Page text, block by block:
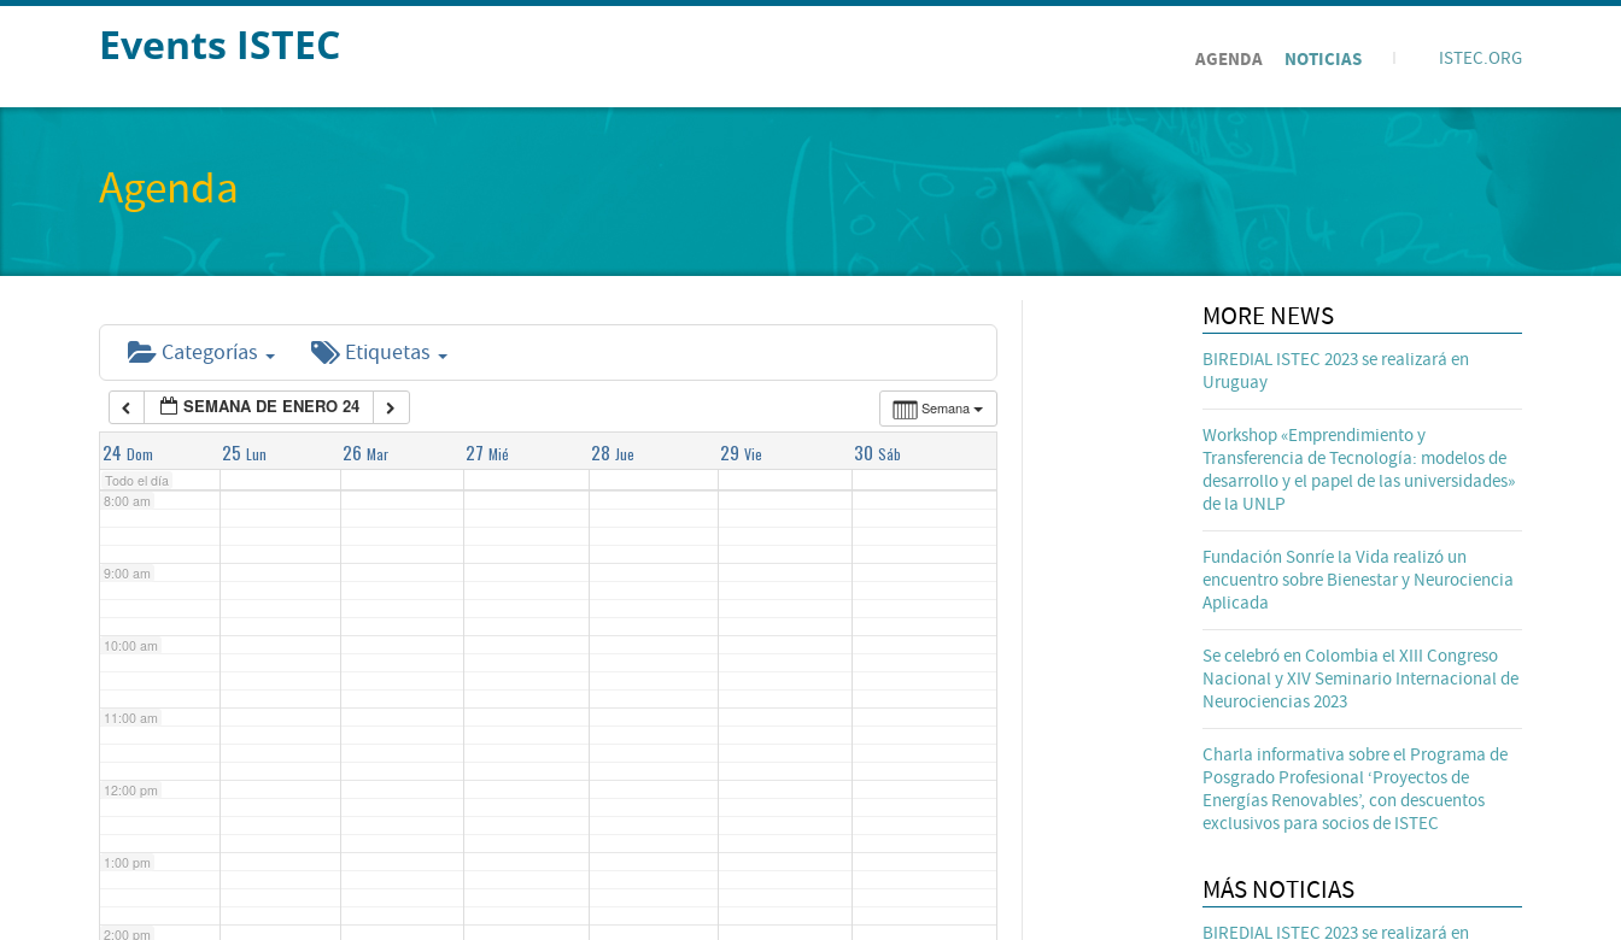
Events ISTEC AGENDA NOTICIAS ISTEC.ORG
Agenda
Categorías Etiquetas
Semana
SEMANA DE ENERO 24
24 Dom 25 Lun 26 Mar 27 Mié 28 Jue 29 Vie 30 Sáb
Todo el día
4:00 am
6:00 am
7:00 am
8:00 am
9:00 am
10:00 am
11:00 am
12:00 pm
1:00 pm
2:00 pm
MORE NEWS
BIREDIAL ISTEC 2023 se realizará en
Uruguay
Workshop «Emprendimiento y
Transferencia de Tecnología: modelos de
desarrollo y el papel de las universidades»
de la UNLP
Fundación Sonríe la Vida realizó un
encuentro sobre Bienestar y Neurociencia
Aplicada
Se celebró en Colombia el XIII Congreso
Nacional y XIV Seminario Internacional de
Neurociencias 2023
Charla informativa sobre el Programa de
Posgrado Profesional ‘Proyectos de
Energías Renovables’, con descuentos
exclusivos para socios de ISTEC
MÁS NOTICIAS
BIREDIAL ISTEC 2023 se realizará en